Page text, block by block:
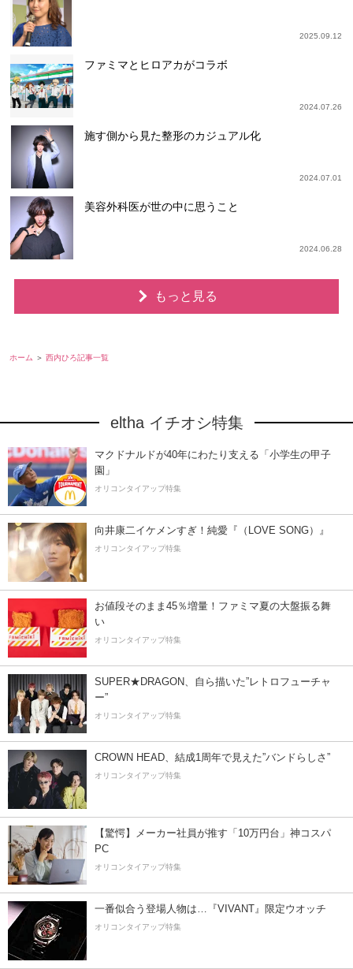
2025.09.12
ファミマとヒロアカがコラボ
2024.07.26
施す側から見た整形のカジュアル化
2024.07.01
美容外科医が世の中に思うこと
2024.06.28
もっと見る
ホーム 西内ひろ記事一覧
eltha イチオシ特集
マクドナルドが40年にわたり支える「小学生の甲子
園」
オリコンタイアップ特集
向井康二イケメンすぎ！純愛『（LOVE SONG）』
オリコンタイアップ特集
お値段そのまま45％増量！ファミマ夏の大盤振る舞
い
オリコンタイアップ特集
SUPER★DRAGON、自ら描いた”レトロフューチャ
ー”
オリコンタイアップ特集
CROWN HEAD、結成1周年で見えた”バンドらしさ”
オリコンタイアップ特集
【驚愕】メーカー社員が推す「10万円台」神コスパ
PC
オリコンタイアップ特集
一番似合う登場人物は…『VIVANT』限定ウオッチ
オリコンタイアップ特集